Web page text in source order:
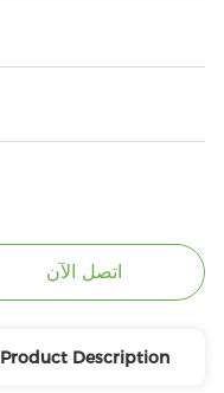
اتصل الآن
Product Description